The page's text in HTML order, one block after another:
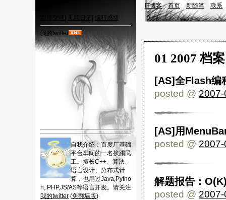
IT博客 首页 新随笔 联系
01 2007 档案
[AS]全Flash编
posted @
[AS]用
posted @
解题报告：
posted @
百度空间 | 见闻日记 编程感悟
我的twitter
自我介绍：百度厂基础
平台车间的一名挨踢民
工。擅长C++、算法、
语言设计、分布式计
算，也用过Java,Pytho
n, PHP,JS/AS等语言开发。请关注
我的twitter (免翻墙版)